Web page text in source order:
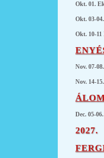
Okt. 01.
Okt. 03-
Okt. 10-11
Nov. 07-
Nov. 14-
Dec. 05-
2027.